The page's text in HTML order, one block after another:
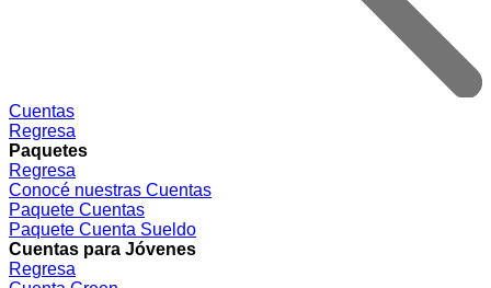
Cuentas
Regresa
Paquetes
Regresa
Conocé nuestras Cuentas
Paquete Cuentas
Paquete Cuenta Sueldo
Cuentas para Jóvenes
Regresa